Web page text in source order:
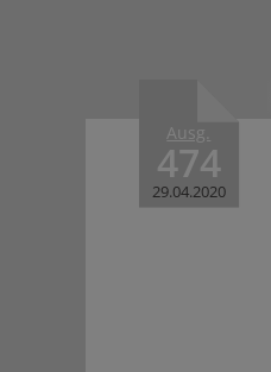
Ausg.
474
29.04.2020